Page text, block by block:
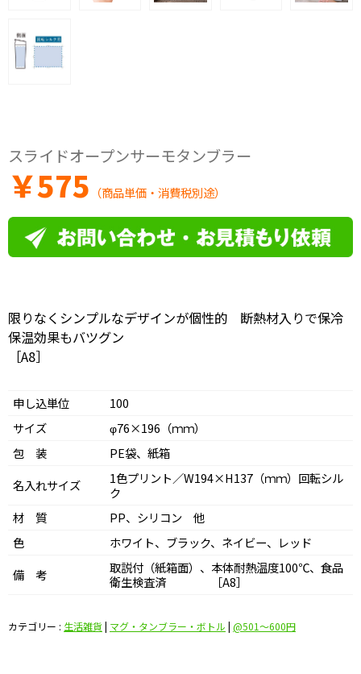
スライドオープンサーモタンブラー
￥575 （商品単価・消費税別途）
限りなくシンプルなデザインが個性的 断熱材入りで保冷
保温効果もバツグン
［A8］
申し込単位
100
サイズ
φ76×196（ｍｍ）
包 装
PE袋、紙箱
名入れサイズ
1色プリント／W194×H137（ｍｍ）回転シル
ク
材 質
PP、シリコン 他
色
ホワイト、ブラック、ネイビー、レッド
備 考
取説付（紙箱面）、本体耐熱温度100℃、食品
衛生検査済 ［A8］
カテゴリー : 生活雑貨| マグ・タンブラー・ボトル | @501〜600円